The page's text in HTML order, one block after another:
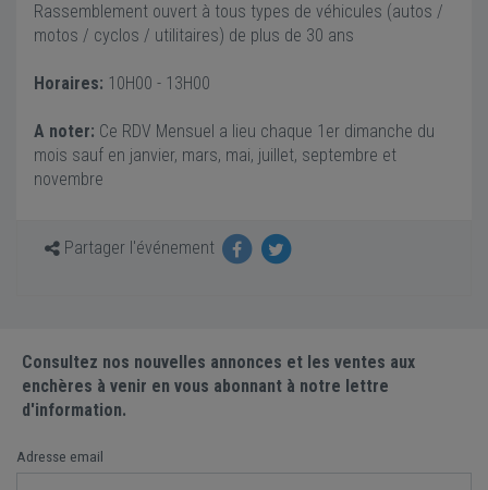
Rassemblement ouvert à tous types de véhicules (autos /
motos / cyclos / utilitaires) de plus de 30 ans
Horaires: 10H00 - 13H00
A noter: Ce RDV Mensuel a lieu chaque 1er dimanche du
mois sauf en janvier, mars, mai, juillet, septembre et
novembre
Partager l'événement
Consultez nos nouvelles annonces et les ventes aux
enchères à venir en vous abonnant à notre lettre
d'information.
Adresse email